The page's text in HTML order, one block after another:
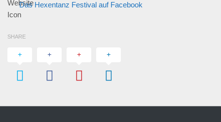
Das Hexentanz Festival auf Facebook
SHARE